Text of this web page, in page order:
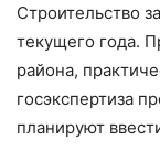
Строительство
текущего года.
района,
госэкспертиза
планируют